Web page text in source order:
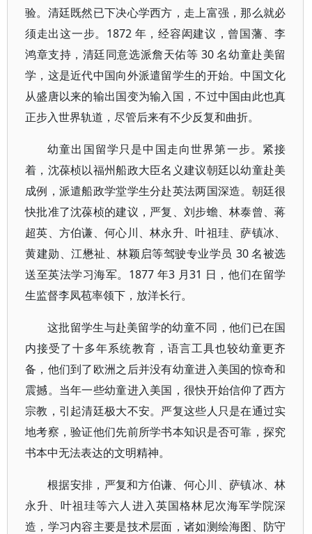
验。清廷既然已下决心学西方，走上富强，那么就必
须走出这一步。1872 年，经容闳建议，曾国藩、李
鸿章支持，清廷同意选派詹天佑等 30 名幼童赴美留
学，这是近代中国向外派遣留学生的开始。中国文化
从盛唐以来的输出国变为输入国，不过中国由此也真
正步入世界轨道，尽管后来有不少反复和曲折。
幼童出国留学只是中国走向世界第一步。紧接
着，沈葆桢以福州船政大臣名义建议朝廷以幼童赴美
成例，派遣船政学堂学生分赴英法两国深造。朝廷很
快批准了沈葆桢的建议，严复、刘步蟾、林泰曾、蒋
超英、方伯谦、何心川、林永升、叶祖珪、萨镇冰、
黄建勋、江懋祉、林颖启等驾驶专业学员 30 名被选
送至英法学习海军。1877 年3 月31 日，他们在留学
生监督李凤苞率领下，放洋长行。
这批留学生与赴美留学的幼童不同，他们已在国
内接受了十多年系统教育，语言工具也较幼童更齐
备，他们到了欧洲之后并没有幼童进入美国的惊奇和
震撼。当年一些幼童进入美国，很快开始信仰了西方
宗教，引起清廷极大不安。严复这些人只是在通过实
地考察，验证他们先前所学书本知识是否可靠，探究
书本中无法表达的文明精神。
根据安排，严复和方伯谦、何心川、萨镇冰、林
永升、叶祖珪等六人进入英国格林尼次海军学院深
造，学习内容主要是技术层面，诸如测绘海图、防守